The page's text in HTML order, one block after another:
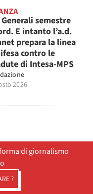
semestre
E intanto l’a.d.
prepara la linea
contro le
di Intesa-MPS
2026
di giornalismo
?